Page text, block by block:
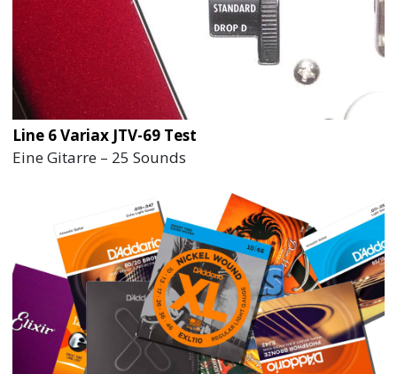
Line 6 Variax JTV-69 Test
Eine Gitarre – 25 Sounds